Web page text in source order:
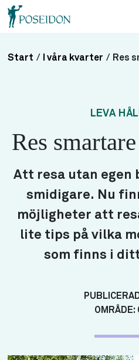
Start / I våra kvarter / Res
LEVA
Res
Att resa utan egen
smidigare. Nu
möjligheter att
lite tips på vilka
som finns i
OMRÅDE: